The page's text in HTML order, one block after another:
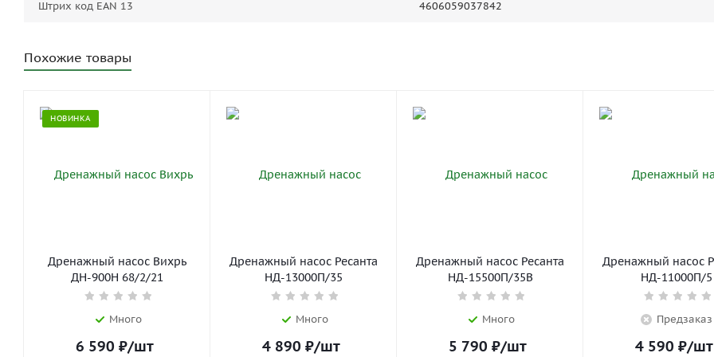
Штрих код EAN 13 4606059037842
Похожие товары
НОВИНКА
Дренажный насос Вихрь
ДН-900Н 68/2/21
Много
6 590 ₽/шт
Дренажный насос Ресанта
НД-13000П/35
Много
4 890 ₽/шт
Дренажный насос Ресанта
НД-15500П/35B
Много
5 790 ₽/шт
Дренажный насос
НД-11000П/5
Предзаказ
4 590 ₽/шт